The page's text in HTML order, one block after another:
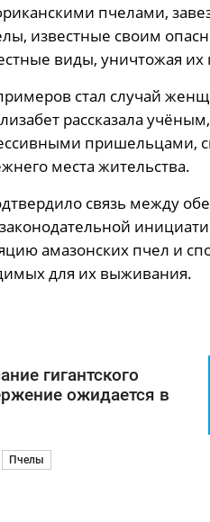
пчелами,
известные своим
виды, уничтожая
стал случай
рассказала
пришельцами,
места жительства.
связь между
амазонских пчел и
для их выживания.
гигантского
ожидается в
Пчелы